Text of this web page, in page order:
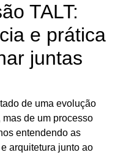
TALT:
e prática
juntas
de uma evolução
de um processo
entendendo as
arquitetura junto ao